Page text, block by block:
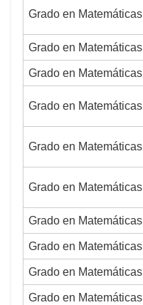
Grado en Matemáticas
Grado en Matemáticas
Grado en Matemáticas
Grado en Matemáticas
Grado en Matemáticas
Grado en Matemáticas
Grado en Matemáticas
Grado en Matemáticas
Grado en Matemáticas
Grado en Matemáticas